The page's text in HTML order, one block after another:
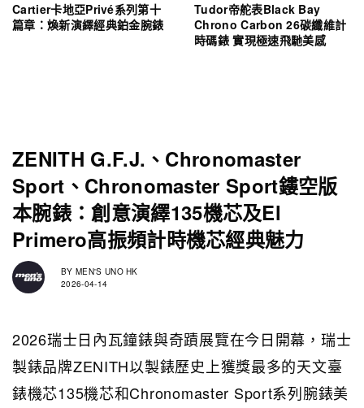
Cartier卡地亞Privé系列第十
篇章：煥新演繹經典鉑金腕錶
Tudor帝舵表Black Bay
Chrono Carbon 26碳纖維計
時碼錶 實現極速飛馳美感
ZENITH G.F.J.、Chronomaster
Sport、Chronomaster Sport鏤空版
本腕錶：創意演繹135機芯及El
Primero高振頻計時機芯經典魅力
BY MEN'S UNO HK
2026-04-14
2026瑞士日內瓦鐘錶與奇蹟展覽在今日開幕，瑞士
製錶品牌ZENITH以製錶歷史上獲獎最多的天文臺
錶機芯135機芯和Chronomaster Sport系列腕錶美